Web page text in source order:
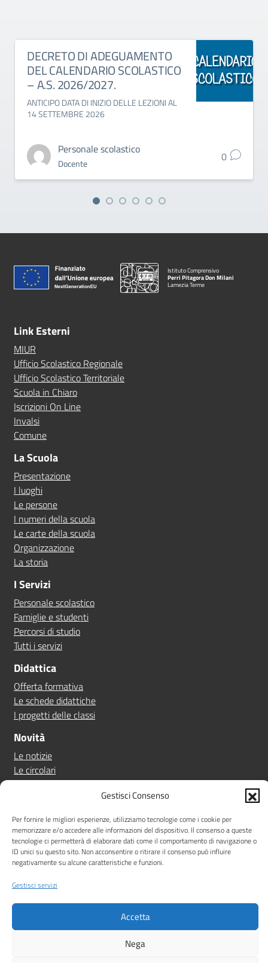
Gestisci Consenso
Per fornire le migliori esperienze, utilizziamo tecnologie come i cookie per
memorizzare e/o accedere alle informazioni del dispositivo. Il consenso a queste
tecnologie ci permetterà di elaborare dati come il comportamento di navigazione o
ID unici su questo sito. Non acconsentire o ritirare il consenso può influire
negativamente su alcune caratteristiche e funzioni.
Gestisci servizi
Accetta
Nega
DECRETO DI ADEGUAMENTO
DEL CALENDARIO SCOLASTICO
– A.S. 2026/2027.
ANTICIPO DATA DI INIZIO DELLE LEZIONI AL
14 SETTEMBRE 2026
Personale scolastico
Docente 0
Istituto Comprensivo
Perri Pitagora Don Milani
Lamezia Terme
Link Esterni
MIUR
Ufficio Scolastico Regionale
Ufficio Scolastico Territoriale
Scuola in Chiaro
Iscrizioni On Line
Invalsi
Comune
La Scuola
Presentazione
I luoghi
Le persone
I numeri della scuola
Le carte della scuola
Organizzazione
La storia
I Servizi
Personale scolastico
Famiglie e studenti
Percorsi di studio
Tutti i servizi
Didattica
Offerta formativa
Le schede didattiche
I progetti delle classi
Novità
Le notizie
Le circolari
Calendario eventi
Pn 21/27
Ptof
Iscrizioni
Sicurezza
Contatti
Amministrazione TrasparenteAlbo online
Note legaliDichiarazione di accessibilità
Idea e progetto di Designers Italia